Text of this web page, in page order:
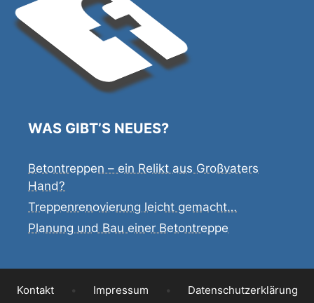
WAS GIBT’S NEUES?
Betontreppen – ein Relikt aus Großvaters
Hand?
Treppenrenovierung leicht gemacht…
Planung und Bau einer Betontreppe
Kontakt • Impressum • Datenschutzerklärung